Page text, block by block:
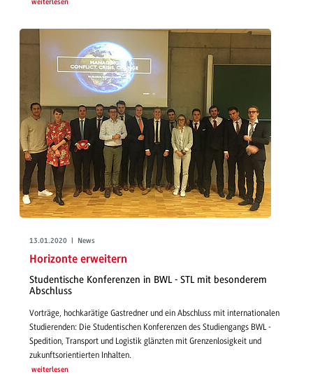
weiterlesen
13.01.2020 | News
Horizonte erweitern
Studentische Konferenzen in BWL - STL mit besonderem
Abschluss
Vorträge, hochkarätige Gastredner und ein Abschluss mit internationalen
Studierenden: Die Studentischen Konferenzen des Studiengangs BWL -
Spedition, Transport und Logistik glänzten mit Grenzenlosigkeit und
zukunftsorientierten Inhalten.
weiterlesen